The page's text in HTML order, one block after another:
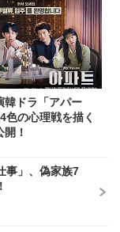
韓ドラ「アパー
色の心理戦を描く
！
事」、偽家族7